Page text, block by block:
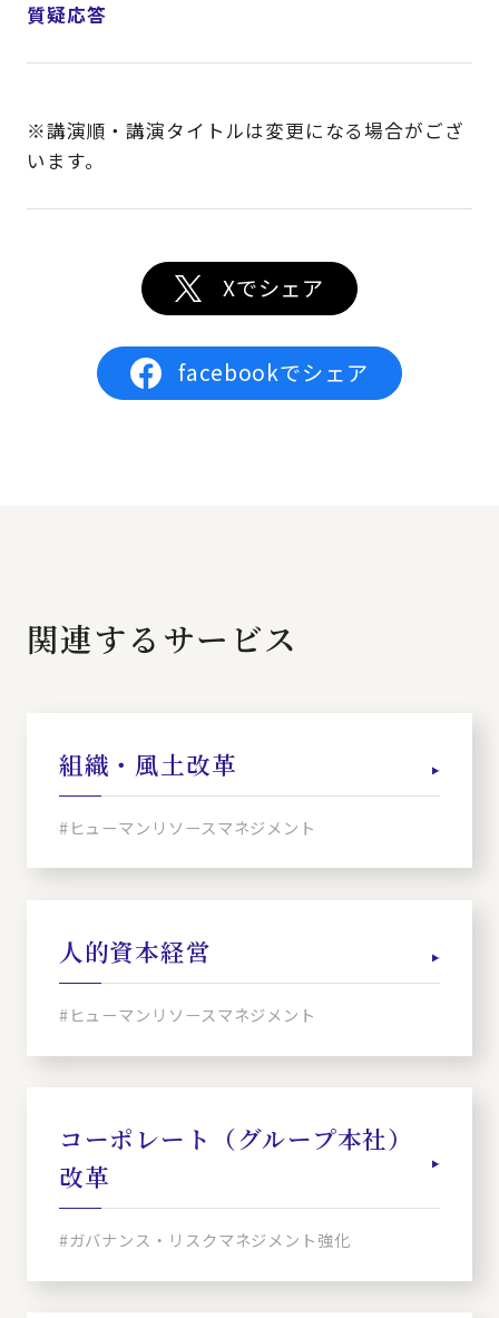
質疑応答
※講演順・講演タイトルは変更になる場合がござ
います。
Xでシェア
facebookでシェア
関連するサービス
組織・風土改革
#ヒューマンリソースマネジメント
人的資本経営
#ヒューマンリソースマネジメント
コーポレート（グループ本社）
改革
#ガバナンス・リスクマネジメント強化